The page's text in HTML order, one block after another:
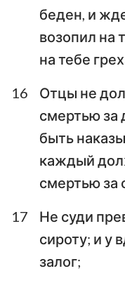
1 2 3
15
16
беден, и
возопил на
на тебе
16
Отцы не
смертью за
быть
каждый
смертью за
17
Не суди
сироту; и у
залог;